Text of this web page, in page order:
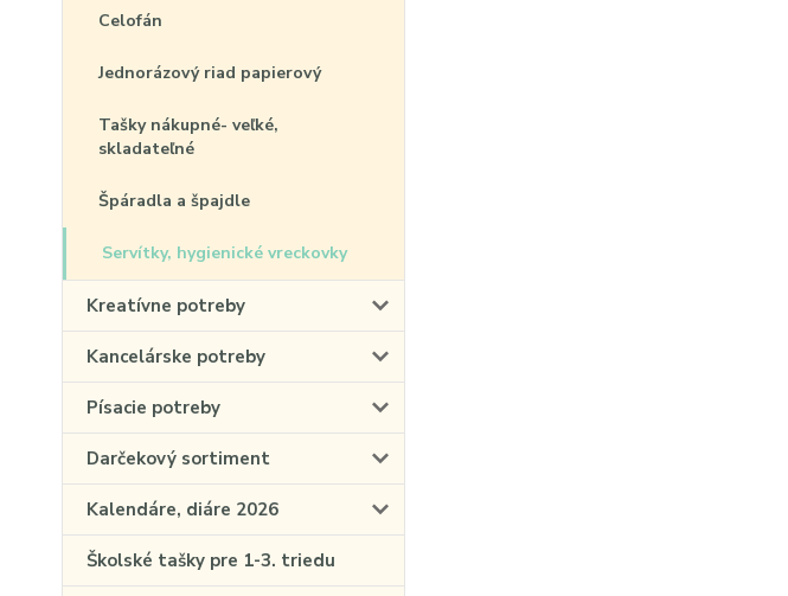
Celofán
Jednorázový riad papierový
Tašky nákupné- veľké,
skladateľné
Špáradla a špajdle
Servítky, hygienické vreckovky
Kreatívne potreby
Kancelárske potreby
Písacie potreby
Darčekový sortiment
Kalendáre, diáre 2026
Školské tašky pre 1-3. triedu